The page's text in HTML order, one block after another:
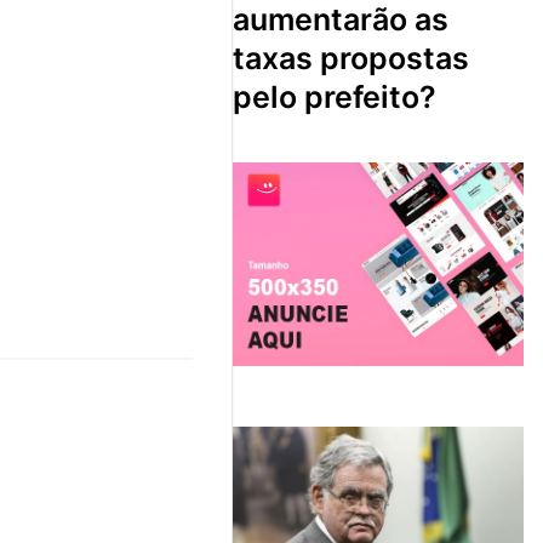
aumentarão as
taxas propostas
pelo prefeito?